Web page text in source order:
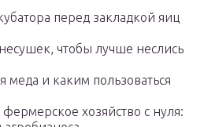
перед закладкой яиц
чтобы лучше неслись
меда и каким пользоваться
хозяйство с нуля: